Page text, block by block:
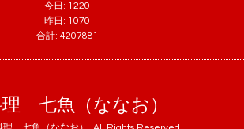
今日: 1220
昨日: 1070
合計: 4207881
七魚（ななお）